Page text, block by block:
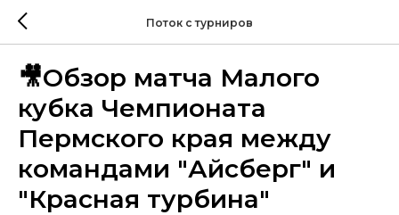
Поток с турниров
🎥Обзор матча Малого
кубка Чемпионата
Пермского края между
командами "Айсберг" и
"Красная турбина"